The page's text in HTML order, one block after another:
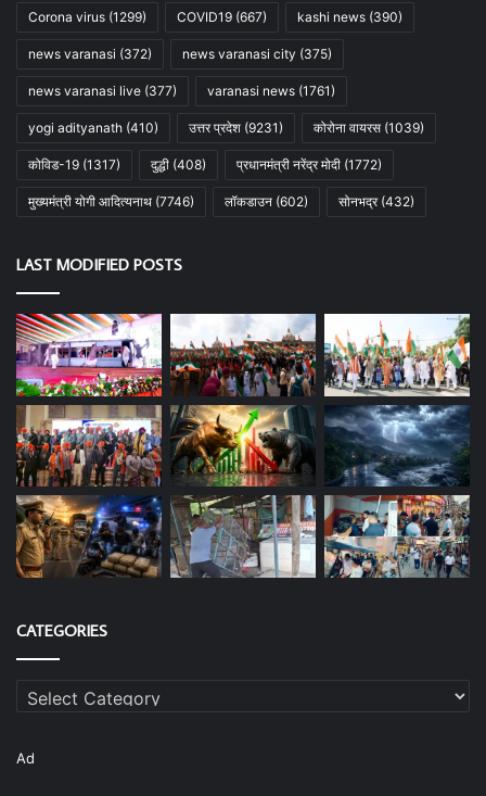
Corona virus (1299) COVID19 (667) kashi news (390)
news varanasi (372) news varanasi city (375)
news varanasi live (377) varanasi news (1761)
yogi adityanath (410) उत्तर प्रदेश (9231) कोरोना वायरस (1039)
कोविड-19 (1317) दुद्धी (408) प्रधानमंत्री नरेंद्र मोदी (1772)
मुख्यमंत्री योगी आदित्यनाथ (7746) लॉकडाउन (602) सोनभद्र(432)
LAST MODIFIED POSTS
CATEGORIES
Categories
Ad